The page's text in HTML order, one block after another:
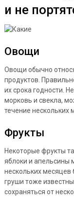
и не
Овощи
Овощи обычно
продуктов.
их срока годности.
морковь и свекла,
течение нескольких
Фрукты
Некоторые фрукты
яблоки и апельсины
нескольких месяцев
груши тоже
сохраняться от